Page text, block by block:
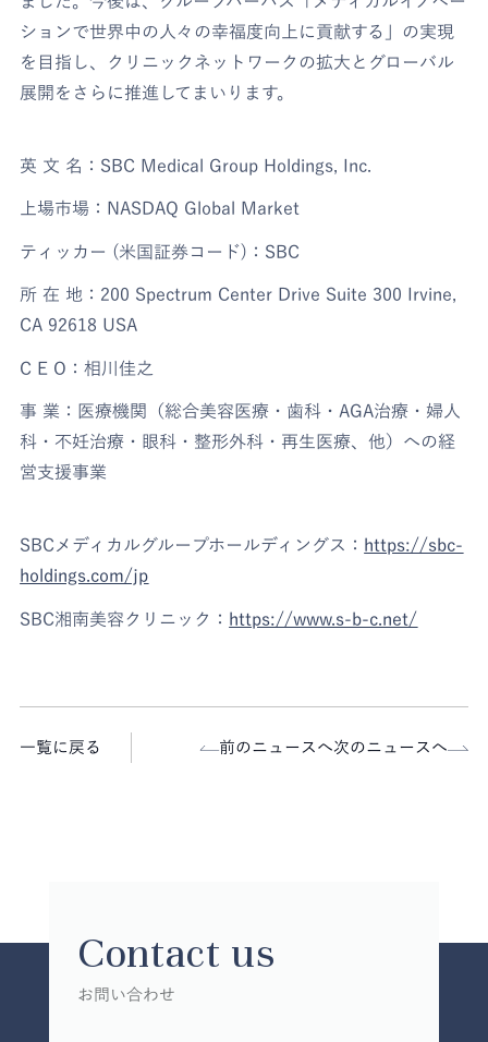
ションで世界中の人々の幸福度向上に貢献する」の実現
を目指し、クリニックネットワークの拡大とグローバル
展開をさらに推進してまいります。
英 文 名：SBC Medical Group Holdings, Inc.
上場市場：NASDAQ Global Market
ティッカー (米国証券コード)：SBC
所 在 地：200 Spectrum Center Drive Suite 300 Irvine,
CA 92618 USA
C E O：相川佳之
事 業：医療機関（総合美容医療・歯科・AGA治療・婦人
科・不妊治療・眼科・整形外科・再生医療、他）への経
営支援事業
SBCメディカルグループホールディングス： https://sbc-
holdings.com/jp
SBC湘南美容クリニック： https://www.s-b-c.net/
一覧に戻る 前のニュースへ次のニュースへ
Contact us
お問い合わせ